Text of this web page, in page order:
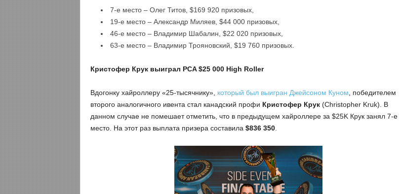
7-е место – Олег Титов, $169 920 призовых,
19-е место – Александр Миляев, $44 000 призовых,
46-е место – Владимир Шабалин, $22 020 призовых,
63-е место – Владимир Трояновский, $19 760 призовых.
Кристофер Крук выиграл PCA $25 000 High Roller
Вдогонку хайроллеру «25-тысячнику», который был выигран Джейсоном Куном , победителем
второго аналогичного ивента стал канадский профи Кристофер Крук(Christopher Kruk). В
данном случае не помешает отметить, что в предыдущем хайроллере за $25K Крук занял 7-е
место. На этот раз выплата призера составила $836 350.